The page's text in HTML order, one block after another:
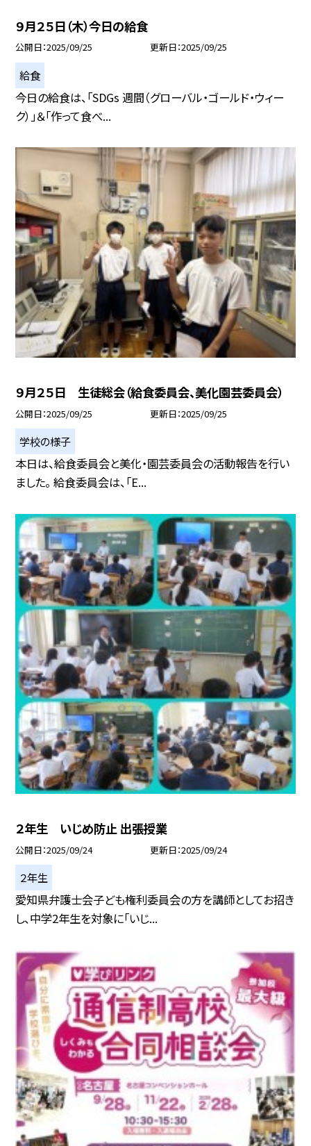
９月２５日（木）今日の給食
公開日 2025/09/25 更新日 2025/09/25
給食
今日の給食は、「SDGs 週間（グローバル・ゴールド・ウィー
ク）」＆「作って食べ...
９月２５日 生徒総会（給食委員会、美化園芸委員会）
公開日 2025/09/25 更新日 2025/09/25
学校の様子
本日は、給食委員会と美化・園芸委員会の活動報告を行い
ました。 給食委員会は、「E...
２年生 いじめ防止 出張授業
公開日 2025/09/24 更新日 2025/09/24
２年生
愛知県弁護士会子ども権利委員会の方を講師としてお招き
し、中学2年生を対象に「いじ...